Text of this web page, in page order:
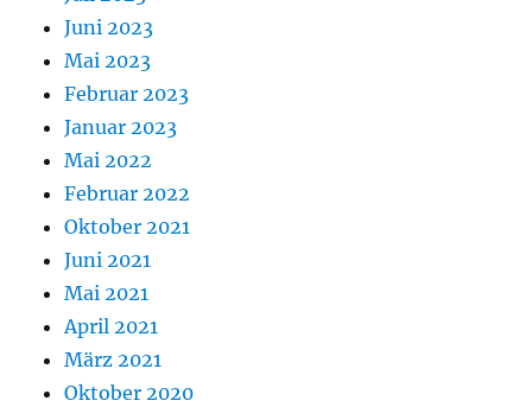
Juni 2023
Mai 2023
Februar 2023
Januar 2023
Mai 2022
Februar 2022
Oktober 2021
Juni 2021
Mai 2021
April 2021
März 2021
Oktober 2020